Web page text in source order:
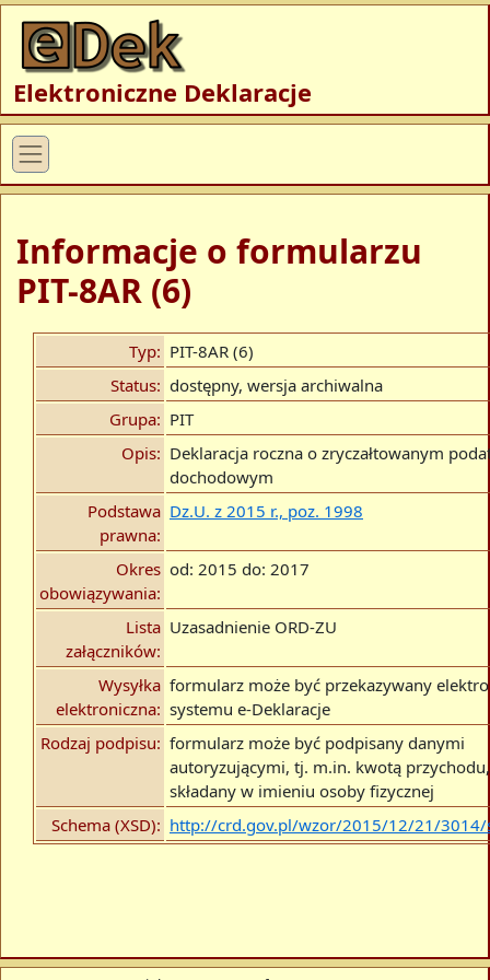
Elektroniczne Deklaracje
Informacje o formularzu
PIT-8AR (6)
Typ: PIT-8AR (6)
Status: dostępny, wersja archiwalna
Grupa: PIT
Opis: Deklaracja roczna o zryczałtowanym
dochodowym
Podstawa
prawna:
Dz.U. z 2015 r., poz. 1998
Okres
obowiązywania:
od: 2015 do: 2017
Lista
załączników:
Uzasadnienie ORD-ZU
Wysyłka
elektroniczna:
formularz może być przekazywany
systemu e-Deklaracje
Rodzaj podpisu: formularz może być podpisany danymi
autoryzującymi, tj. m.in. kwotą
składany w imieniu osoby fizycznej
Schema (XSD): http://crd.gov.pl/wzor/2015/12/21/3014/